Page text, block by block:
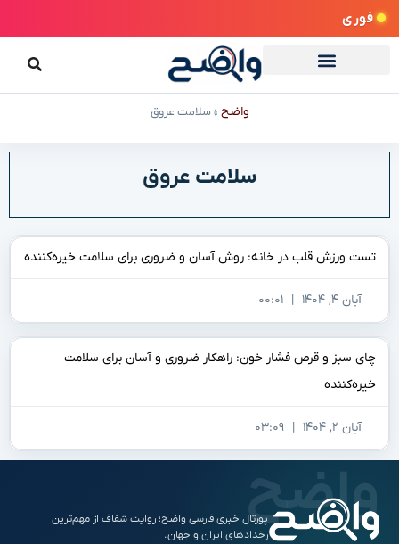
فوری
واضح »سلامت عروق
سلامت عروق
تست ورزش قلب در خانه: روش آسان و ضروری برای سلامت خیره‌کننده
آبان ۴, ۱۴۰۴
چای سبز و قرص فشار خون: راهکار ضروری و آسان برای سلامت
خیره‌کننده
آبان ۲, ۱۴۰۴
پورتال خبری فارسی واضح؛ روایت شفاف از مهم‌ترین
رخدادهای ایران و جهان.